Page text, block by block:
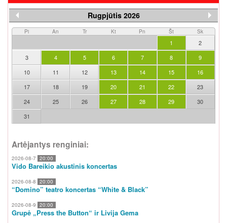
Rugpjūtis 2026
Pi An Tr Kt Pn Št Sk
1
2
3
4 5 6 7 8
9
10
11 12 13 14 15
16
17
18 19 20 21 22
23
24
25 26 27 28 29
30
31
Artėjantys renginiai:
2026-08-7 20:00
Vido Bareikio akustinis koncertas
2026-08-8 20:00
“Domino” teatro koncertas “White & Black”
2026-08-9 20:00
Grupė „Press the Button“ ir Livija Gema